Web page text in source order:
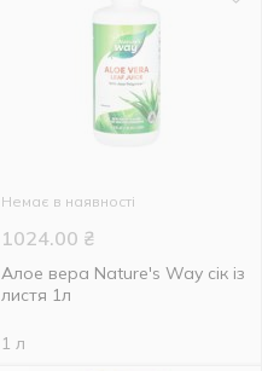
Немає в наявності
1024.00 ₴
Алое вера Nature's Way сік із
листя 1л
1 л